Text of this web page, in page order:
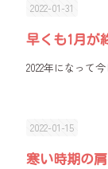
2022-01-31
早くも1月が
2022年になって
2022-01-15
寒い時期の